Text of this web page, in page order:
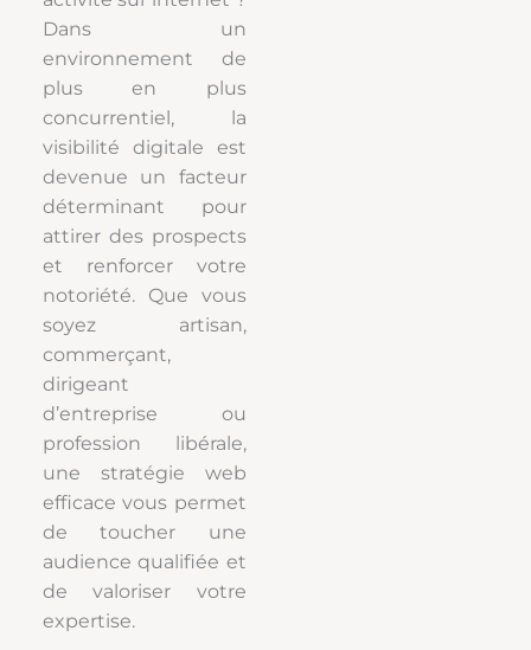
Dans un
environnement de
plus en plus
concurrentiel, la
visibilité digitale est
devenue un facteur
déterminant pour
attirer des prospects
et renforcer votre
notoriété. Que vous
soyez artisan,
commerçant,
dirigeant
d’entreprise ou
profession libérale,
une stratégie web
efficace vous permet
de toucher une
audience qualifiée et
de valoriser votre
expertise.